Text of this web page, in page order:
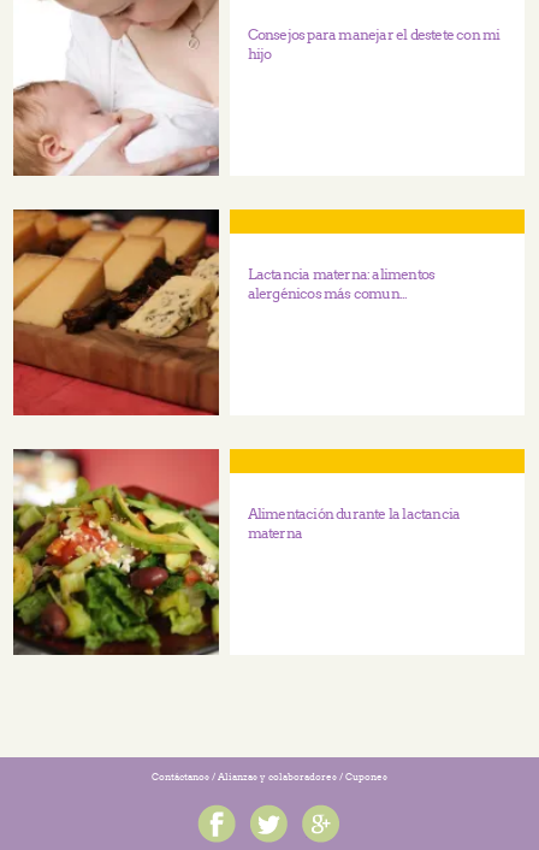
Consejos para manejar el destete con mi
hijo
Lactancia materna: alimentos
alergénicos más comun...
Alimentación durante la lactancia
materna
Contáctanos / Alianzas y colaboradores / Cupones